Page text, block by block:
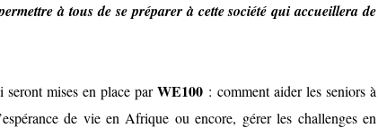
à tous de se préparer à cette société qui accueillera de
seront mises en place parWE100 : comment aider les seniors à
de vie en Afrique ou encore, gérer les challenges en